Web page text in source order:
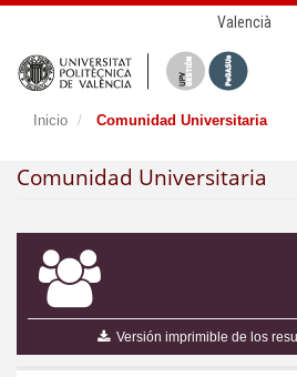
Valencià
Inicio Comunidad Universitaria
Comunidad Universitaria
Versión imprimible de los